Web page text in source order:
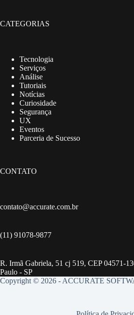
CATEGORIAS
Tecnologia
Serviços
Análise
Tutoriais
Notícias
Curiosidade
Segurança
UX
Eventos
Parceria de Sucesso
CONTATO
contato@accurate.com.br
(11) 91078-9877
R. Irmã Gabriela, 51 cj 519, CEP 04571-
Paulo - SP
Copyright © 2026 - ACCURATE